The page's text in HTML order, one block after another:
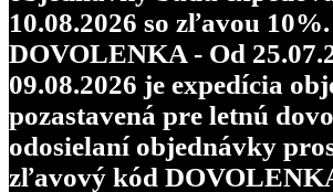
10.08.2026 so zľavou 10%.
DOVOLENKA - Od
09.08.2026 je expedícia
pozastavená pre letnú
odosielaní objednávky
zľavový kód